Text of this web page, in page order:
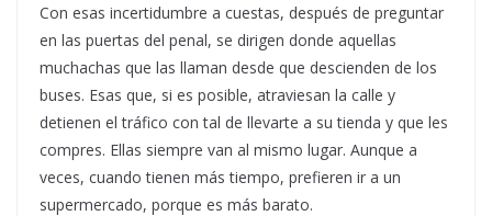
Con esas incertidumbre a cuestas, después de preguntar
en las puertas del penal, se dirigen donde aquellas
muchachas que las llaman desde que descienden de los
buses. Esas que, si es posible, atraviesan la calle y
detienen el tráfico con tal de llevarte a su tienda y que les
compres. Ellas siempre van al mismo lugar. Aunque a
veces, cuando tienen más tiempo, prefieren ir a un
supermercado, porque es más barato.